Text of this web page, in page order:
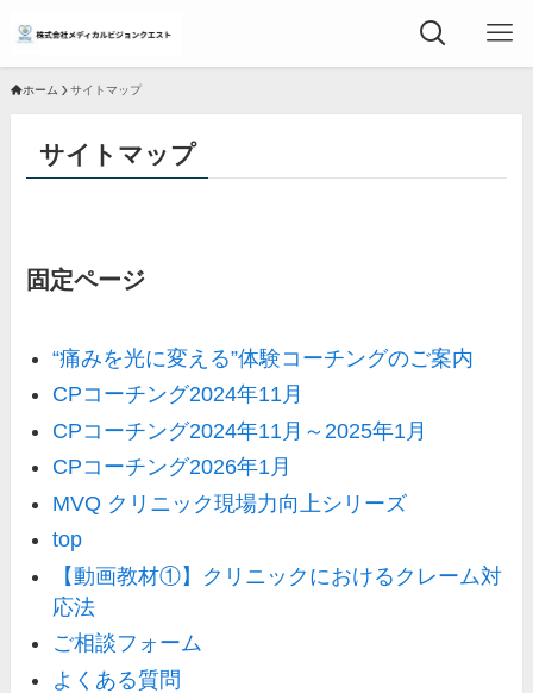
ホーム サイトマップ
サイトマップ
固定ページ
“痛みを光に変える”体験コーチングのご案内
CPコーチング2024年11月
CPコーチング2024年11月～2025年1月
CPコーチング2026年1月
MVQ クリニック現場力向上シリーズ
top
【動画教材①】クリニックにおけるクレーム対
応法
ご相談フォーム
よくある質問